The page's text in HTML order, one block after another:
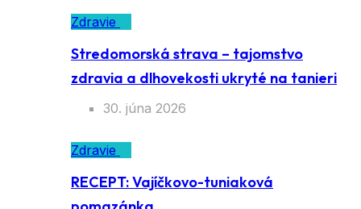
Zdravie
Stredomorská strava – tajomstvo
zdravia a dlhovekosti ukryté na tanieri
30. júna 2026
Zdravie
RECEPT: Vajíčkovo-tuniaková